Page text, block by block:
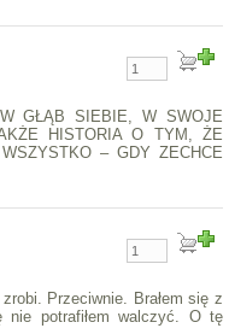
GŁĄB SIEBIE, W SWOJE
HISTORIA O TYM, ŻE
– GDY ZECHCE
Przeciwnie. Brałem się z
potrafiłem walczyć. O tę